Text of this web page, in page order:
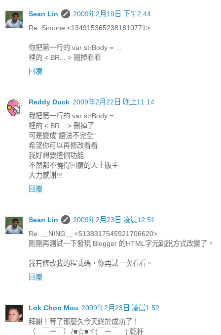
Sean Lin
2009年2月19日 下午2:44
Re: Simone <1349153652381810771>
你把第一行的 var strBody = ...
裡的 < BR... > 刪掉看看
回覆
Reddy Duck 2009年2月22日 晚上11:14
我把第一行的 var strBody = ...
裡的 < BR... > 刪掉了
可是變成"語法不完全"
希望你可以再修改看看
我好想要這個功能
不然都不曉得回覆的人士版主
大力感謝!!!
回覆
Sean Lin
2009年2月23日 凌晨12:51
Re: ＿NING＿ <5138317545921706620>
剛剛再測試一下發現 Blogger 的HTML字元跳脫方式改變了。
我有修改我的程式碼，你再試一次看看。
回覆
Lok Chon Mou 2009年2月23日 凌晨1:52
拜謝！等了那麼久今天終於成功了！
（ ￣ー￣）ﾉ■☆■ヾ(￣ー￣ ) 乾杯